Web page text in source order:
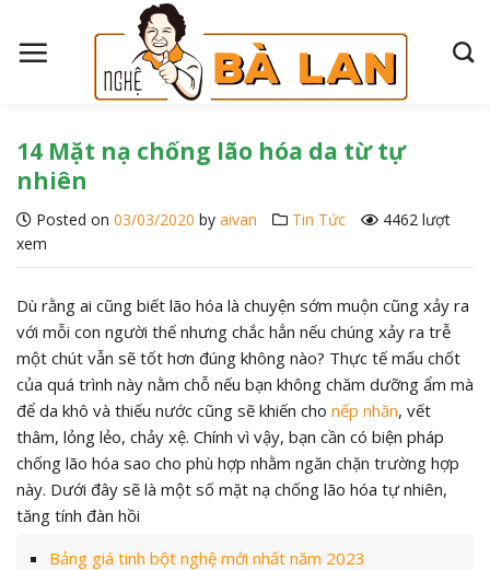
14 Mặt nạ chống lão hóa da từ tự
nhiên
Posted on 03/03/2020 by aivan Tin Tức
4462 lượt
xem
Dù rằng ai cũng biết lão hóa là chuyện sớm muộn cũng xảy ra
với mỗi con người thế nhưng chắc hẳn nếu chúng xảy ra trễ
một chút vẫn sẽ tốt hơn đúng không nào? Thực tế mấu chốt
của quá trình này nằm chỗ nếu bạn không chăm dưỡng ẩm mà
để da khô và thiếu nước cũng sẽ khiến cho nếp nhăn, vết
thâm, lỏng lẻo, chảy xệ. Chính vì vậy, bạn cần có biện pháp
chống lão hóa sao cho phù hợp nhằm ngăn chặn trường hợp
này. Dưới đây sẽ là một số mặt nạ chống lão hóa tự nhiên,
tăng tính đàn hồi
Bảng giá tinh bột nghệ mới nhất năm 2023